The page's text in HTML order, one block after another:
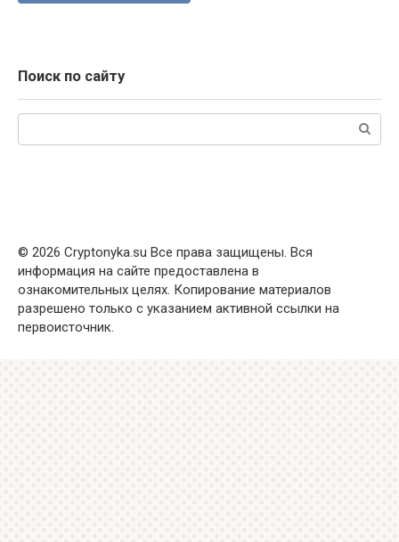
Поиск по сайту
© 2026 Cryptonyka.su Все права защищены. Вся
информация на сайте предоставлена в
ознакомительных целях. Копирование материалов
разрешено только с указанием активной ссылки на
первоисточник.